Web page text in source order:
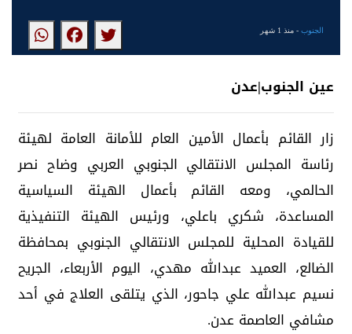
الجنوب- منذ 1 شهر
عين الجنوب|عدن
زار القائم بأعمال الأمين العام للأمانة العامة لهيئة
رئاسة المجلس الانتقالي الجنوبي العربي وضاح نصر
الحالمي، ومعه القائم بأعمال الهيئة السياسية
المساعدة، شكري باعلي، ورئيس الهيئة التنفيذية
للقيادة المحلية للمجلس الانتقالي الجنوبي بمحافظة
الضالع، العميد عبدالله مهدي، اليوم الأربعاء، الجريح
نسيم عبدالله علي جاحور، الذي يتلقى العلاج في أحد
مشافي العاصمة عدن.